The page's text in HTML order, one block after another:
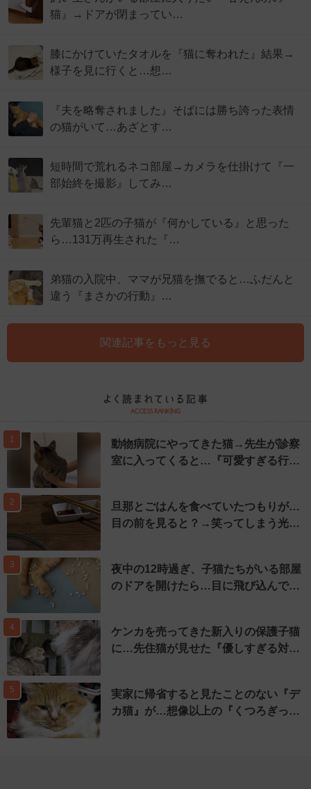
猫』→ドアが閉まってい…
膝にかけていたタオルを『猫に奪われた』結果→
様子を見に行くと…想…
『夫を略奪されました』そばには勝ち誇った表情
の猫がいて…あざとす…
短時間で荒れるネコ部屋→カメラを仕掛けて『一
部始終を撮影』してみ…
先輩猫と2匹の子猫が『何かしている』と思った
ら…131万再生された『…
弟猫の入院中、ママが兄猫を撫でると…ふだんと
違う『まさかの行動』…
関連記事をもっと見る
1
動物病院にやってきた猫→先生が診察
室に入ってくると…『可愛すぎる行…
2
旦那とごはんを食べていたつもりが…
目の前を見ると？→笑ってしまう光…
3
夜中の12時過ぎ、子猫たちがいる部屋
のドアを開けたら…目に飛び込んで…
4
ケンカを売ってきた新入りの保護子猫
に…先住猫が見せた『優しすぎる対…
5
実家に帰省すると見たことのない『デ
カ猫』が…想像以上の『くつろぎっ…